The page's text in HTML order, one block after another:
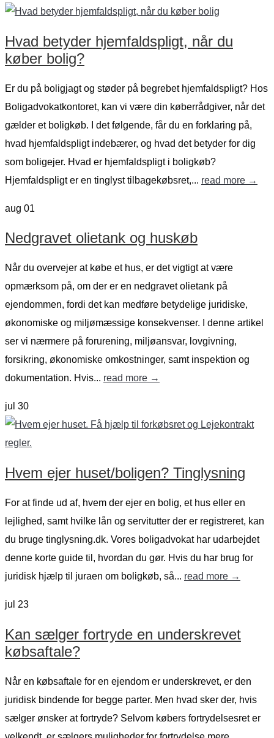
Hvad betyder hjemfaldspligt, når du
køber bolig?
Er du på boligjagt og støder på begrebet hjemfaldspligt? Hos
Boligadvokatkontoret, kan vi være din køberrådgiver, når det
gælder et boligkøb. I det følgende, får du en forklaring på,
hvad hjemfaldspligt indebærer, og hvad det betyder for dig
som boligejer. Hvad er hjemfaldspligt i boligkøb?
Hjemfaldspligt er en tinglyst tilbagekøbsret,... read more →
aug 01
Nedgravet olietank og huskøb
Når du overvejer at købe et hus, er det vigtigt at være
opmærksom på, om der er en nedgravet olietank på
ejendommen, fordi det kan medføre betydelige juridiske,
økonomiske og miljømæssige konsekvenser. I denne artikel
ser vi nærmere på forurening, miljøansvar, lovgivning,
forsikring, økonomiske omkostninger, samt inspektion og
dokumentation. Hvis... read more →
jul 30
Hvem ejer huset/boligen? Tinglysning
For at finde ud af, hvem der ejer en bolig, et hus eller en
lejlighed, samt hvilke lån og servitutter der er registreret, kan
du bruge tinglysning.dk. Vores boligadvokat har udarbejdet
denne korte guide til, hvordan du gør. Hvis du har brug for
juridisk hjælp til juraen om boligkøb, så... read more →
jul 23
Kan sælger fortryde en underskrevet
købsaftale?
Når en købsaftale for en ejendom er underskrevet, er den
juridisk bindende for begge parter. Men hvad sker der, hvis
sælger ønsker at fortryde? Selvom købers fortrydelsesret er